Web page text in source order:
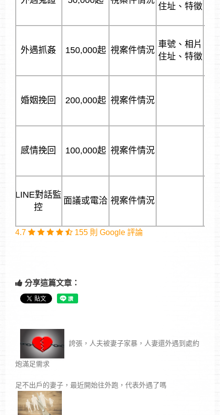
住址、特徵
外遇抓姦 150,000起 視案件情況
車號、相片
住址、特徵
婚姻挽回 200,000起 視案件情況
感情挽回 100,000起 視案件情況
LINE對話監
控
面議或電洽 視案件情況
4.7 155 則 Google 評論
分享這篇文章：
誇張，人夫被妻子家暴，人妻還外遇到處約
炮滿足需求
足不出戶的妻子，最近開始往外跑，代表外遇了嗎